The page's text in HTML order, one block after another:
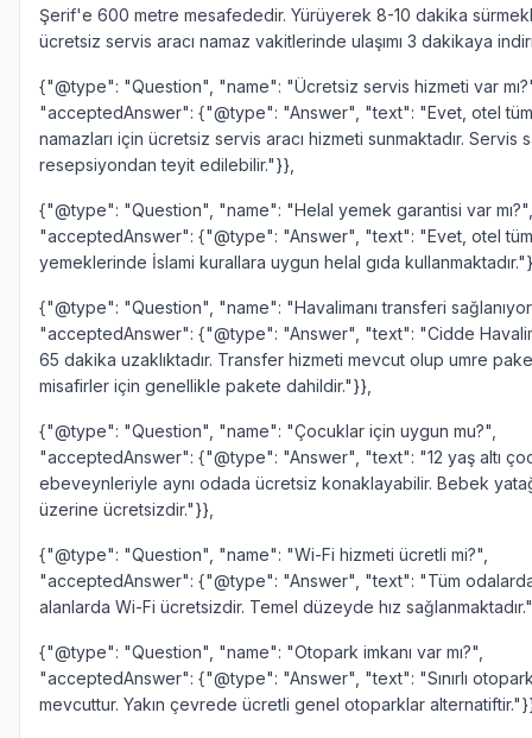
Şerif'e 600 metre mesafededir. Yürüyerek 8-10 dakika
ücretsiz servis aracı namaz vakitlerinde ulaşımı 3 dakikaya
{"@type": "Question", "name": "Ücretsiz servis hizmeti var
"acceptedAnswer": {"@type": "Answer", "text": "Evet, otel
namazları için ücretsiz servis aracı hizmeti sunmaktadır. Servis
resepsiyondan teyit edilebilir."}},
{"@type": "Question", "name": "Helal yemek garantisi var mı?",
"acceptedAnswer": {"@type": "Answer", "text": "Evet, otel tüm
yemeklerinde İslami kurallara uygun helal gıda
{"@type": "Question", "name": "Havalimanı transferi
"acceptedAnswer": {"@type": "Answer", "text": "Cidde
65 dakika uzaklıktadır. Transfer hizmeti mevcut olup umre
misafirler için genellikle pakete dahildir."}},
{"@type": "Question", "name": "Çocuklar için uygun mu?",
"acceptedAnswer": {"@type": "Answer", "text": "12 yaş altı
ebeveynleriyle aynı odada ücretsiz konaklayabilir. Bebek
üzerine ücretsizdir."}},
{"@type": "Question", "name": "Wi-Fi hizmeti ücretli mi?",
"acceptedAnswer": {"@type": "Answer", "text": "Tüm
alanlarda Wi-Fi ücretsizdir. Temel düzeyde hız
{"@type": "Question", "name": "Otopark imkanı var mı?",
"acceptedAnswer": {"@type": "Answer", "text": "Sınırlı
mevcuttur. Yakın çevrede ücretli genel otoparklar